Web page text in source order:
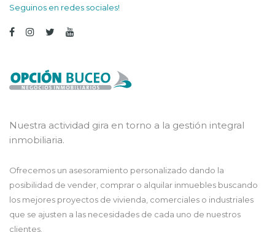
Seguinos en redes sociales!
Nuestra actividad gira en torno a la gestión integral
inmobiliaria.
Ofrecemos un asesoramiento personalizado dando la
posibilidad de vender, comprar o alquilar inmuebles buscando
los mejores proyectos de vivienda, comerciales o industriales
que se ajusten a las necesidades de cada uno de nuestros
clientes.